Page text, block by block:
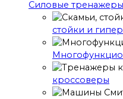
Cиловые тренажеры
стойки и
кроссоверы